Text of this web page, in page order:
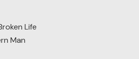
Life
Man